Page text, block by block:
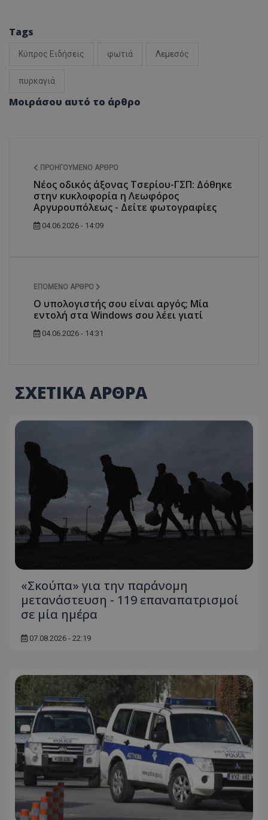
Tags
Κύπρος Ειδήσεις φωτιά Λεμεσός
πυρκαγιά
Μοιράσου αυτό το άρθρο
ΠΡΟΗΓΟΎΜΕΝΟ ΆΡΘΡΟ
Νέος οδικός άξονας Τσερίου-ΓΣΠ: Δόθηκε
στην κυκλοφορία η Λεωφόρος
Αργυρουπόλεως - Δείτε φωτογραφίες
04.06.2026 - 14:09
ΕΠΌΜΕΝΟ ΆΡΘΡΟ
Ο υπολογιστής σου είναι αργός; Μία
εντολή στα Windows σου λέει γιατί
04.06.2026 - 14:31
ΣΧΕΤΙΚΑ ΑΡΘΡΑ
«Σκούπα» για την παράνομη
μετανάστευση - 119 επαναπατρισμοί
σε μία ημέρα
07.08.2026 - 22:19